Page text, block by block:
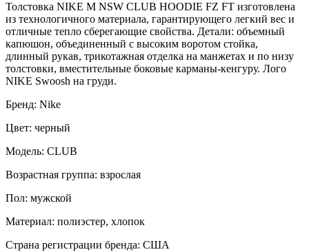
Толстовка NIKE M NSW CLUB HOODIE FZ FT изготовлена
из технологичного материала, гарантирующего легкий вес и
отличные тепло сберегающие свойства. Детали: объемный
капюшон, объединенный с высоким воротом стойка,
длинный рукав, трикотажная отделка на манжетах и по низу
толстовки, вместительные боковые карманы-кенгуру. Лого
NIKE Swoosh на груди.
Бренд: Nike
Цвет: черный
Модель: CLUB
Возрастная группа: взрослая
Пол: мужской
Материал: полиэстер, хлопок
Страна регистрации бренда: США